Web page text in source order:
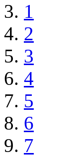
1
2
3
4
5
6
7